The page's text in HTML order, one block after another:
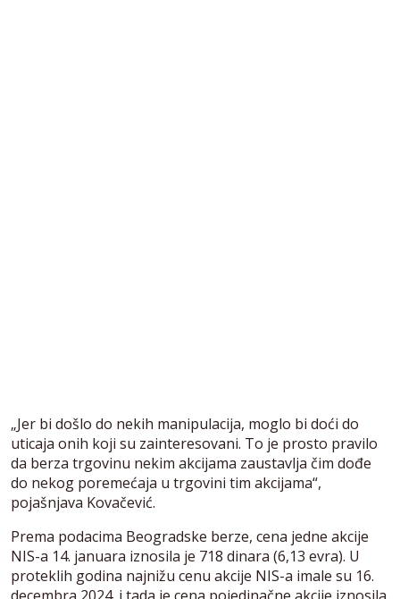
„Jer bi došlo do nekih manipulacija, moglo bi doći do
uticaja onih koji su zainteresovani. To je prosto pravilo
da berza trgovinu nekim akcijama zaustavlja čim dođe
do nekog poremećaja u trgovini tim akcijama“,
pojašnjava Kovačević.
Prema podacima Beogradske berze, cena jedne akcije
NIS-a 14. januara iznosila je 718 dinara (6,13 evra). U
proteklih godina najnižu cenu akcije NIS-a imale su 16.